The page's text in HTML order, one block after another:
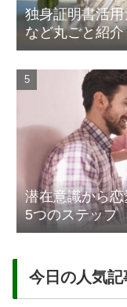
独身証明書活
など丸ごと紹介
潜在意識から
5つのステップ
今日の人気